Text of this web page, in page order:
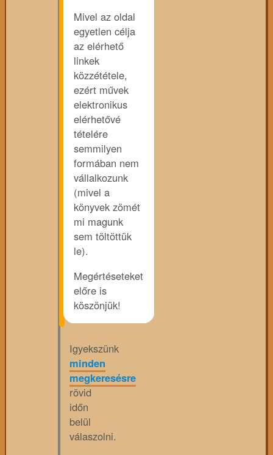
Mivel az oldal
egyetlen célja
az elérhető
linkek
közzététele,
ezért művek
elektronikus
elérhetővé
tételére
semmilyen
formában nem
vállalkozunk
(mivel a
könyvek zömét
mi magunk
sem töltöttük
le).
Megértéseteket
előre is
köszönjük!
Igyekszünk
minden
megkeresésre
rövid
időn
belül
válaszolni.